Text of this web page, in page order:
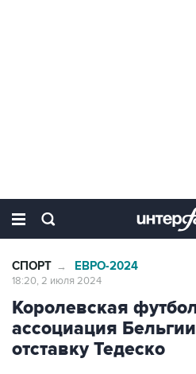
СПОРТ → ЕВРО-2024
18:20, 2 июля 2024
Королевская
ассоциация
отставку Тедеско